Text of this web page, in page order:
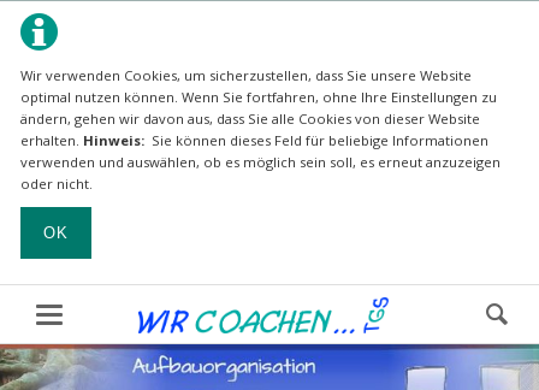
Wir verwenden Cookies, um sicherzustellen, dass Sie unsere Website
optimal nutzen können.Wenn Sie fortfahren, ohne Ihre Einstellungen zu
ändern, gehen wir davon aus, dass Sie alle Cookies von dieser Website
erhalten. Hinweis: Sie können dieses Feld für beliebige Informationen
verwenden und auswählen, ob es möglich sein soll, es erneut anzuzeigen
oder nicht.
OK